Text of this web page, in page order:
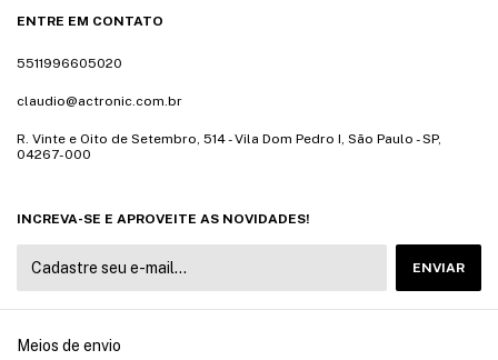
ENTRE EM CONTATO
5511996605020
claudio@actronic.com.br
R. Vinte e Oito de Setembro, 514 - Vila Dom Pedro I, São Paulo - SP,
04267-000
INCREVA-SE E APROVEITE AS NOVIDADES!
Meios de envio